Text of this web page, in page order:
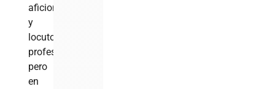
aficionadas
y
locutor
profesional,
pero
en